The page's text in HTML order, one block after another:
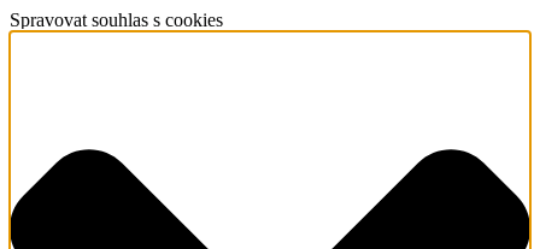
Spravovat souhlas s cookies